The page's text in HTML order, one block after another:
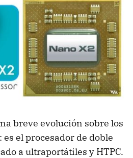
breve evolución sobre los
: es el procesador de doble
a ultraportátiles y HTPC.